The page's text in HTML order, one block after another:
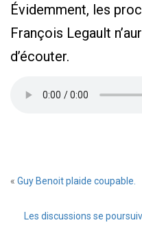
Évidemment, les
François Legault
d’écouter.
« Guy Benoit plaide coupable.
Les discussions se